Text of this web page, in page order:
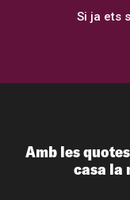
Si ja ets
Amb les
casa la